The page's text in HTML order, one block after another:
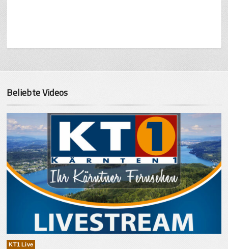
Beliebte Videos
KT1 Live